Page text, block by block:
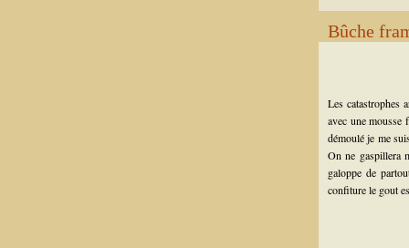
Bûche
Les catastrophes
avec une mousse
démoulé je me
On ne gaspillera
galoppe de
confiture le gout